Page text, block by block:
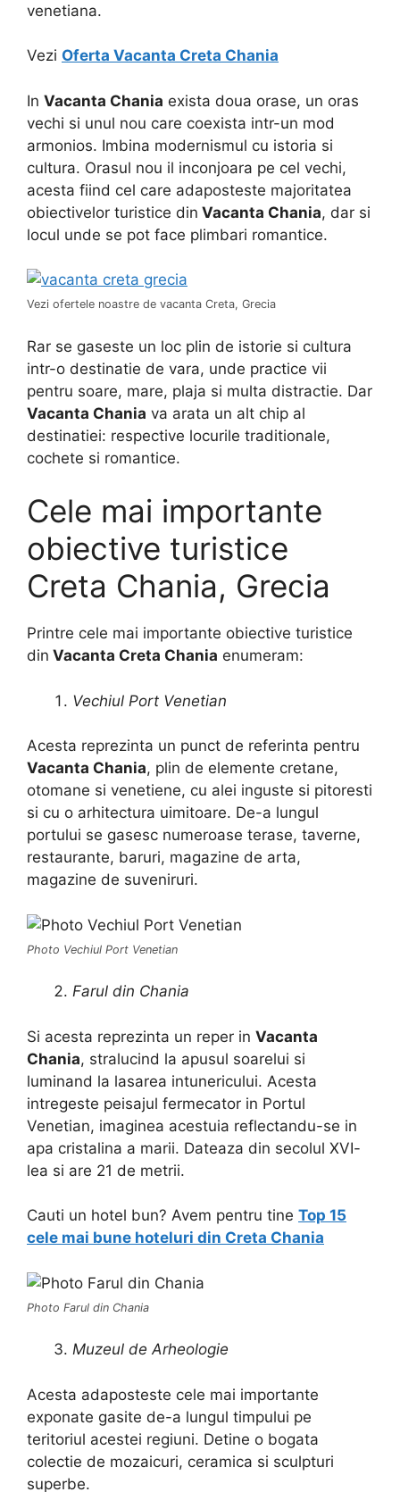
venetiana.
Vezi Oferta Vacanta Creta Chania
In Vacanta Chania exista doua orase, un oras
vechi si unul nou care coexista intr-un mod
armonios. Imbina modernismul cu istoria si
cultura. Orasul nou il inconjoara pe cel vechi,
acesta fiind cel care adaposteste majoritatea
obiectivelor turistice din Vacanta Chania, dar si
locul unde se pot face plimbari romantice.
Vezi ofertele noastre de vacanta Creta, Grecia
Rar se gaseste un loc plin de istorie si cultura
intr-o destinatie de vara, unde practice vii
pentru soare, mare, plaja si multa distractie. Dar
Vacanta Chania va arata un alt chip al
destinatiei: respective locurile traditionale,
cochete si romantice.
Cele mai importante
obiective turistice
Creta Chania, Grecia
Printre cele mai importante obiective turistice
din Vacanta Creta Chania enumeram:
Vechiul Port Venetian
Acesta reprezinta un punct de referinta pentru
Vacanta Chania, plin de elemente cretane,
otomane si venetiene, cu alei inguste si pitoresti
si cu o arhitectura uimitoare. De-a lungul
portului se gasesc numeroase terase, taverne,
restaurante, baruri, magazine de arta,
magazine de suveniruri.
Photo Vechiul Port Venetian
Farul din Chania
Si acesta reprezinta un reper in Vacanta
Chania, stralucind la apusul soarelui si
luminand la lasarea intunericului. Acesta
intregeste peisajul fermecator in Portul
Venetian, imaginea acestuia reflectandu-se in
apa cristalina a marii. Dateaza din secolul XVI-
lea si are 21 de metrii.
Cauti un hotel bun? Avem pentru tine Top 15
cele mai bune hoteluri din Creta Chania
Photo Farul din Chania
Muzeul de Arheologie
Acesta adaposteste cele mai importante
exponate gasite de-a lungul timpului pe
teritoriul acestei regiuni. Detine o bogata
colectie de mozaicuri, ceramica si sculpturi
superbe.